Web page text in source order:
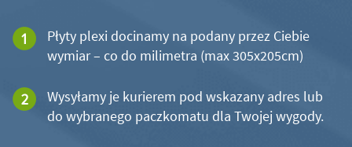
Płyty plexi docinamy na podany przez Ciebie
wymiar – co do milimetra (max 305x205cm)
Wysyłamy je kurierem pod wskazany adres lub
do wybranego paczkomatu dla Twojej wygody.